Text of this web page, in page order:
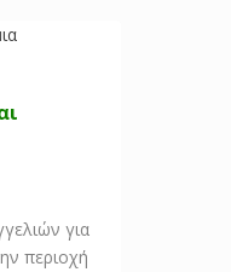
για
περιοχή